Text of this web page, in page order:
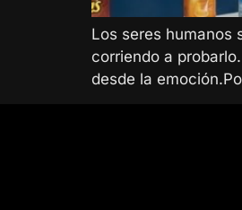
Los seres humanos
corriendo a
desde la